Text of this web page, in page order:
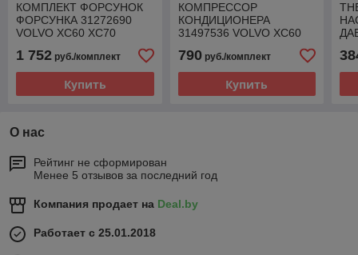
КОМПЛЕКТ ФОРСУНОК
ФОРСУНКА 31272690
VOLVO XC60 XC70
1 752 руб./комплект
Купить
КОМПРЕССОР
КОНДИЦИОНЕРА
31497536 VOLVO XC60
790руб./комплект
Купить
О нас
Рейтинг не сформирован
Менее 5 отзывов за последний год
Компания продает на Deal.by
Работает с 25.01.2018